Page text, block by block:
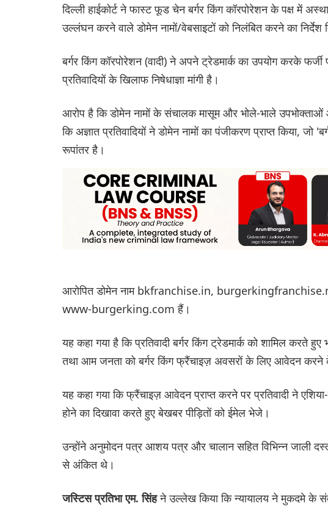
दिल्ली हाईकोर्ट ने फास्ट फूड चेन बर्गर किंग कॉरपोरेशन के पक्ष में
उल्लंघन करने वाले डोमेन नामों/वेबसाइटों को निलंबित करने का निर्देश
बर्गर किंग कॉरपोरेशन (वादी) ने अपने ट्रेडमार्क का उपयोग करके
प्रतिवादियों के खिलाफ निषेधाज्ञा मांगी है।
आरोप है कि डोमेन नामों के संचालक मासूम और भोले-भाले
कि अज्ञात प्रतिवादियों ने डोमेन नामों का पंजीकरण प्राप्त किया,
रूपांतर है।
आरोपित डोमेन नाम bkfranchise.in,
www-burgerking.com हैं।
यह कहा गया है कि प्रतिवादी बर्गर किंग ट्रेडमार्क को शामिल करते
तथा आम जनता को बर्गर किंग फ्रैंचाइज़ अवसरों के लिए आवेदन
यह कहा गया कि फ्रैंचाइज़ आवेदन प्राप्त करने पर प्रतिवादी ने
होने का दिखावा करते हुए बेखबर पीड़ितों को ईमेल भेजे।
उन्होंने अनुमोदन पत्र आशय पत्र और चालान सहित विभिन्न जाली
से अंकित थे।
जस्टिस प्रतिभा एम. सिंहने उल्लेख किया कि न्यायालय ने मुकदमे के